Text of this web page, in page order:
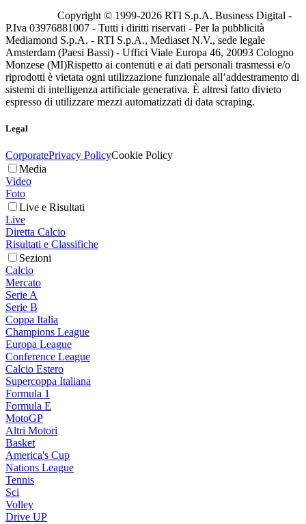
Copyright © 1999-2026 RTI S.p.A. Business Digital -
P.Iva 03976881007 - Tutti i diritti riservati - Per la pubblicità
Mediamond S.p.A. - RTI S.p.A., Mediaset N.V., sede legale
Amsterdam (Paesi Bassi) - Uffici Viale Europa 46, 20093 Cologno
Monzese (MI)Rispetto ai contenuti e ai dati personali trasmessi e/o
riprodotti è vietata ogni utilizzazione funzionale all’addestramento di
sistemi di intelligenza artificiale generativa. È altresì fatto divieto
espresso di utilizzare mezzi automatizzati di data scraping.
Legal
CorporatePrivacy PolicyCookie Policy
Media
Video
Foto
Live e Risultati
Live
Diretta Calcio
Risultati e Classifiche
Sezioni
Calcio
Mercato
Serie A
Serie B
Coppa Italia
Champions League
Europa League
Conference League
Calcio Estero
Supercoppa Italiana
Formula 1
Formula E
MotoGP
Altri Motori
Basket
America's Cup
Nations League
Tennis
Sci
Volley
Drive UP